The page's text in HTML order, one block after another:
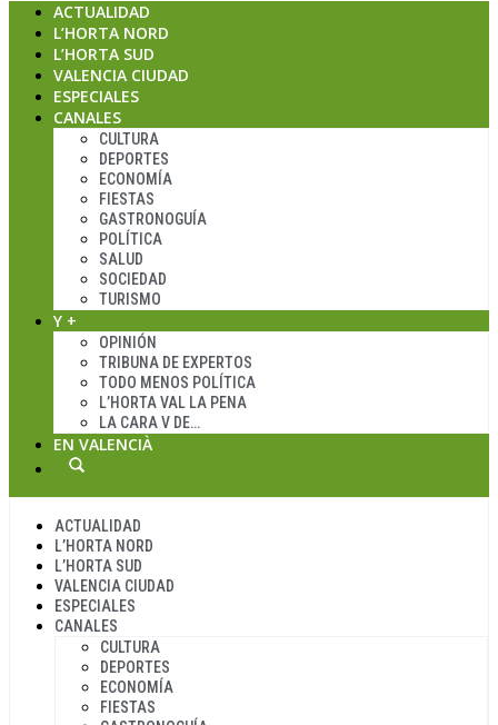
ACTUALIDAD
L’HORTA NORD
L’HORTA SUD
VALENCIA CIUDAD
ESPECIALES
CANALES
CULTURA
DEPORTES
ECONOMÍA
FIESTAS
GASTRONOGUÍA
POLÍTICA
SALUD
SOCIEDAD
TURISMO
Y +
OPINIÓN
TRIBUNA DE EXPERTOS
TODO MENOS POLÍTICA
L’HORTA VAL LA PENA
LA CARA V DE…
EN VALENCIÀ
ACTUALIDAD
L’HORTA NORD
L’HORTA SUD
VALENCIA CIUDAD
ESPECIALES
CANALES
CULTURA
DEPORTES
ECONOMÍA
FIESTAS